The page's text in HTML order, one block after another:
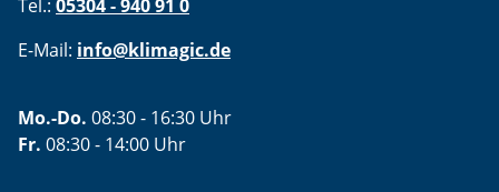
Tel.: 05304 - 940 91 0
E-Mail: info@klimagic.de
Mo.-Do. 08:30 - 16:30 Uhr
Fr. 08:30 - 14:00 Uhr